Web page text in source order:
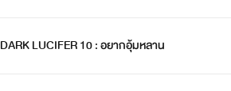
DARK LUCIFER 10 : อยากอุ้มหลาน